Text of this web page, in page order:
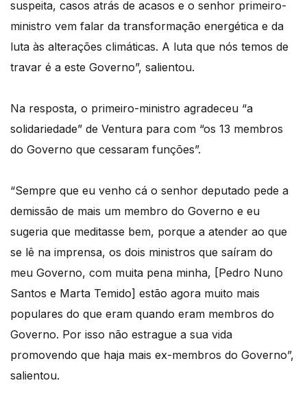
suspeita, casos atrás de acasos e o senhor primeiro-
ministro vem falar da transformação energética e da
luta às alterações climáticas. A luta que nós temos de
travar é a este Governo”, salientou.
Na resposta, o primeiro-ministro agradeceu “a
solidariedade” de Ventura para com “os 13 membros
do Governo que cessaram funções”.
“Sempre que eu venho cá o senhor deputado pede a
demissão de mais um membro do Governo e eu
sugeria que meditasse bem, porque a atender ao que
se lê na imprensa, os dois ministros que saíram do
meu Governo, com muita pena minha, [Pedro Nuno
Santos e Marta Temido] estão agora muito mais
populares do que eram quando eram membros do
Governo. Por isso não estrague a sua vida
promovendo que haja mais ex-membros do Governo”,
salientou.